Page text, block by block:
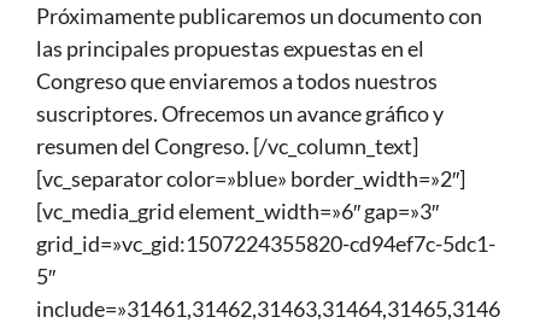
Próximamente publicaremos un documento con
las principales propuestas expuestas en el
Congreso que enviaremos a todos nuestros
suscriptores. Ofrecemos un avance gráfico y
resumen del Congreso. [/vc_column_text]
[vc_separator color=»blue» border_width=»2″]
[vc_media_grid element_width=»6″ gap=»3″
grid_id=»vc_gid:1507224355820-cd94ef7c-5dc1-
5″
include=»31461,31462,31463,31464,31465,3146